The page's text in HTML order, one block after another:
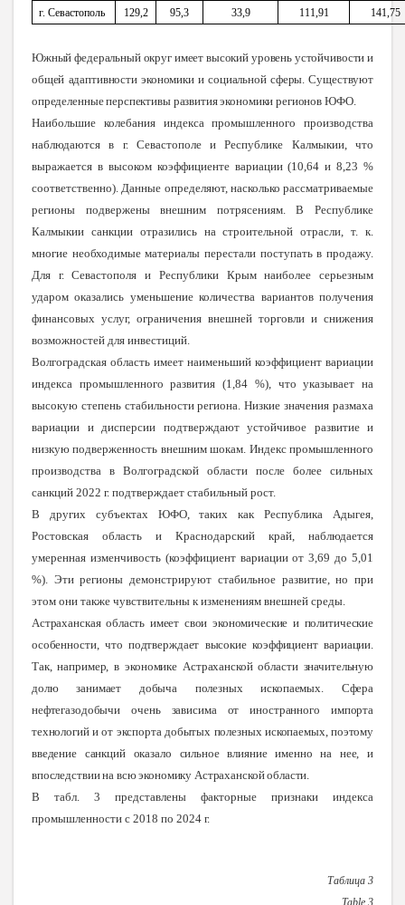
г. Севастополь 129,2 95,3 33,9 111,91 141,75
Южный федеральный округ имеет высокий уровень устойчивости и
общей адаптивности экономики и социальной сферы. Существуют
определенные перспективы развития экономики регионов ЮФО.
Наибольшие колебания индекса промышленного производства
наблюдаются в г. Севастополе и Республике Калмыкии, что
выражается в высоком коэффициенте вариации (10,64 и 8,23 %
соответственно). Данные определяют, насколько рассматриваемые
регионы подвержены внешним потрясениям. В Республике
Калмыкии санкции отразились на строительной отрасли, т. к.
многие необходимые материалы перестали поступать в продажу.
Для г. Севастополя и Республики Крым наиболее серьезным
ударом оказались уменьшение количества вариантов получения
финансовых услуг, ограничения внешней торговли и снижения
возможностей для инвестиций.
Волгоградская область имеет наименьший коэффициент вариации
индекса промышленного развития (1,84 %), что указывает на
высокую степень стабильности региона. Низкие значения размаха
вариации и дисперсии подтверждают устойчивое развитие и
низкую подверженность внешним шокам. Индекс промышленного
производства в Волгоградской области после более сильных
санкций 2022 г. подтверждает стабильный рост.
В других субъектах ЮФО, таких как Республика Адыгея,
Ростовская область и Краснодарский край, наблюдается
умеренная изменчивость (коэффициент вариации от 3,69 до 5,01
%). Эти регионы демонстрируют стабильное развитие, но при
этом они также чувствительны к изменениям внешней среды.
Астраханская область имеет свои экономические и политические
особенности, что подтверждает высокие коэффициент вариации.
Так, например, в экономике Астраханской области значительную
долю занимает добыча полезных ископаемых. Сфера
нефтегазодобычи очень зависима от иностранного импорта
технологий и от экспорта добытых полезных ископаемых, поэтому
введение санкций оказало сильное влияние именно на нее, и
впоследствии на всю экономику Астраханской области.
В табл. 3 представлены факторные признаки индекса
промышленности с 2018 по 2024 г.
Таблица 3
Table 3